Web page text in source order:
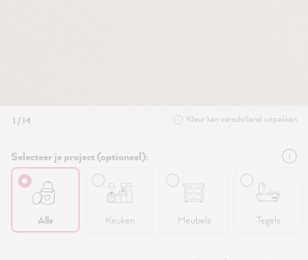
1 / 14 Kleur kan verschillend uitpakken
Selecteer je project (optioneel):
Alle Keuken Meubels Tegels